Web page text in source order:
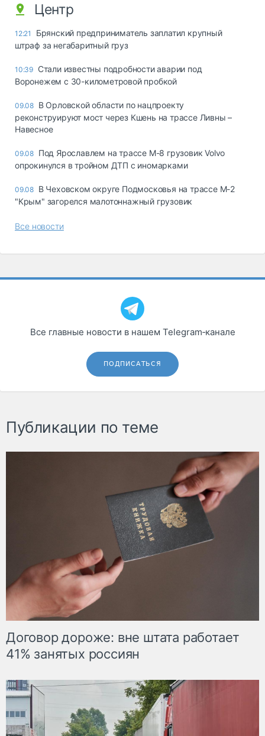
Центр
12:21
Брянский предприниматель заплатил крупный
штраф за негабаритный груз
10:39 Стали известны подробности аварии под
Воронежем с 30-километровой пробкой
09.08 В Орловской области по нацпроекту
реконструируют мост через Кшень на трассе Ливны –
Навесное
09.08 Под Ярославлем на трассе М-8 грузовик Volvo
опрокинулся в тройном ДТП с иномарками
09.08 В Чеховском округе Подмосковья на трассе М-2
"Крым" загорелся малотоннажный грузовик
Все новости
Все главные новости в нашем Telegram‑канале
ПОДПИСАТЬСЯ
Публикации по теме
Договор дороже: вне штата работает
41% занятых россиян